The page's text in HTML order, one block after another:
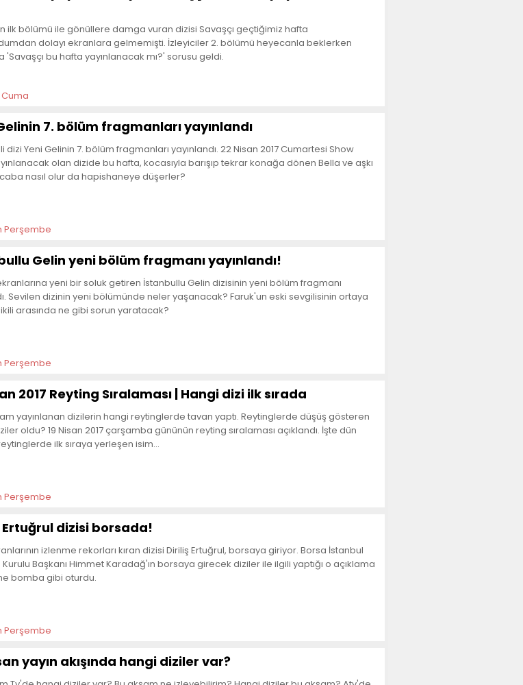
ilk bölümü ile gönüllere damga vuran dizisi Savaşçı geçtiğimiz hafta
dolayı ekranlara gelmemişti. İzleyiciler 2. bölümü heyecanla beklerken
'Savaşçı bu hafta yayınlanacak mı?' sorusu geldi.
Cuma
7. bölüm fragmanları yayınlandı
dizi Yeni Gelinin 7. bölüm fragmanları yayınlandı. 22 Nisan 2017 Cumartesi Show
olan dizide bu hafta, kocasıyla barışıp tekrar konağa dönen Bella ve aşkı
nasıl olur da hapishaneye düşerler?
Perşembe
Gelin yeni bölüm fragmanı yayınlandı!
yeni bir soluk getiren İstanbullu Gelin dizisinin yeni bölüm fragmanı
Sevilen dizinin yeni bölümünde neler yaşanacak? Faruk'un eski sevgilisinin ortaya
ikili arasında ne gibi sorun yaratacak?
Perşembe
2017 Reyting Sıralaması | Hangi dizi ilk sırada
yayınlanan dizilerin hangi reytinglerde tavan yaptı. Reytinglerde düşüş gösteren
oldu? 19 Nisan 2017 çarşamba gününün reyting sıralaması açıklandı. İşte dün
ilk sıraya yerleşen isim...
Perşembe
Ertuğrul dizisi borsada!
izlenme rekorları kıran dizisi Diriliş Ertuğrul, borsaya giriyor. Borsa İstanbul
Başkanı Himmet Karadağ'ın borsaya girecek diziler ile ilgili yaptığı o açıklama
bomba gibi oturdu.
Perşembe
yayın akışında hangi diziler var?